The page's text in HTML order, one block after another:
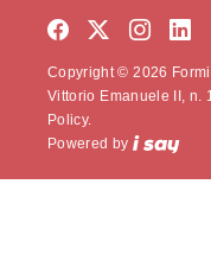
Copyright © 2026
Vittorio Emanuele II, n.
Policy.
Powered by